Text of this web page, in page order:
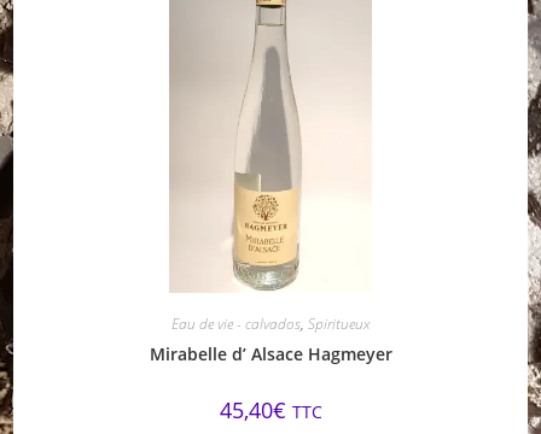
Eau de vie - calvados, Spiritueux
Mirabelle d’ Alsace Hagmeyer
45,40€ TTC